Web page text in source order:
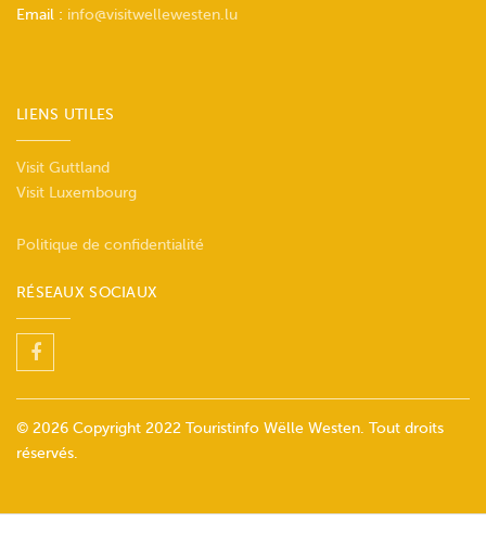
Email : info@visitwellewesten.lu
LIENS UTILES
Visit Guttland
Visit Luxembourg
Politique de confidentialité
RÉSEAUX SOCIAUX
© 2026 Copyright 2022 Touristinfo Wëlle Westen. Tout droits
réservés.